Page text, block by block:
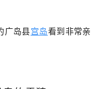
广岛县宫岛看到非常亲